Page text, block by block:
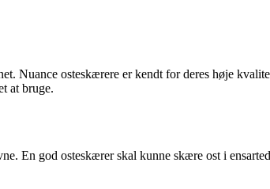
Nuance osteskærere er kendt for deres høje
at bruge.
En god osteskærer skal kunne skære ost i